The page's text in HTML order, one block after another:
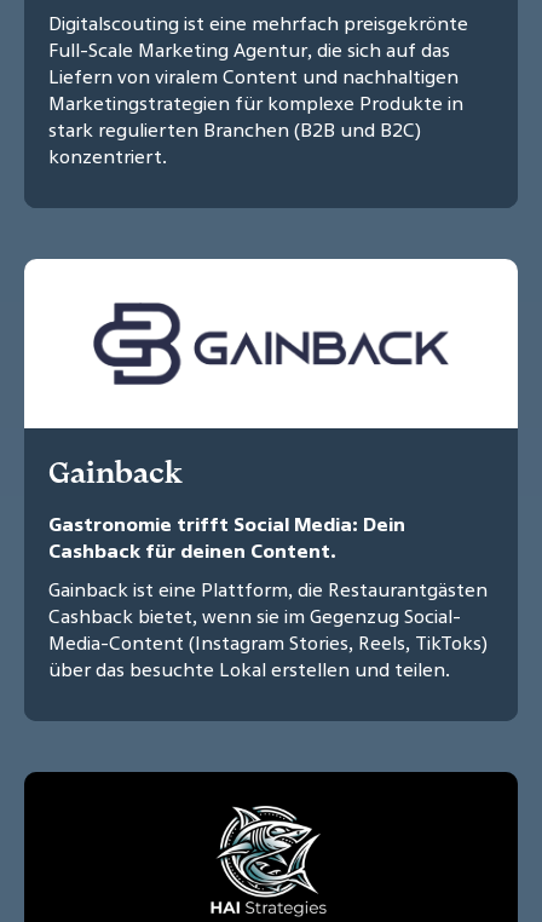
Digitalscouting ist eine mehrfach preisgekrönte
Full-Scale Marketing Agentur, die sich auf das
Liefern von viralem Content und nachhaltigen
Marketingstrategien für komplexe Produkte in
stark regulierten Branchen (B2B und B2C)
konzentriert.
Gainback
Gastronomie trifft Social Media: Dein
Cashback für deinen Content.
Gainback ist eine Plattform, die Restaurantgästen
Cashback bietet, wenn sie im Gegenzug Social-
Media-Content (Instagram Stories, Reels, TikToks)
über das besuchte Lokal erstellen und teilen.